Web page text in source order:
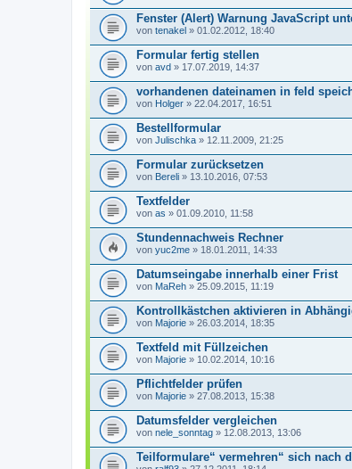
Fenster (Alert) Warnung JavaScript
von tenakel » 01.02.2012, 18:40
Formular fertig stellen
von avd » 17.07.2019, 14:37
vorhandenen dateinamen in feld
von Holger » 22.04.2017, 16:51
Bestellformular
von Julischka » 12.11.2009, 21:25
Formular zurücksetzen
von Bereli » 13.10.2016, 07:53
Textfelder
von as » 01.09.2010, 11:58
Stundennachweis Rechner
von yuc2me » 18.01.2011, 14:33
Datumseingabe innerhalb einer Frist
von MaReh » 25.09.2015, 11:19
Kontrollkästchen aktivieren in
von Majorie » 26.03.2014, 18:35
Textfeld mit Füllzeichen
von Majorie » 10.02.2014, 10:16
Pflichtfelder prüfen
von Majorie » 27.08.2013, 15:38
Datumsfelder vergleichen
von nele_sonntag » 12.08.2013, 13:06
Teilformulare“ vermehren“ sich nach